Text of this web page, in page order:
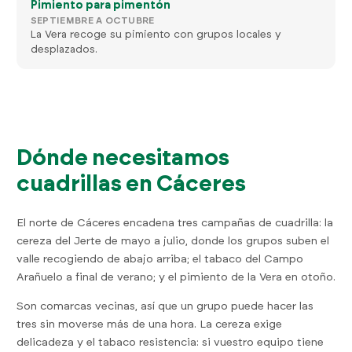
Pimiento para pimentón
SEPTIEMBRE A OCTUBRE
La Vera recoge su pimiento con grupos locales y
desplazados.
Dónde necesitamos
cuadrillas en Cáceres
El norte de Cáceres encadena tres campañas de cuadrilla: la
cereza del Jerte de mayo a julio, donde los grupos suben el
valle recogiendo de abajo arriba; el tabaco del Campo
Arañuelo a final de verano; y el pimiento de la Vera en otoño.
Son comarcas vecinas, así que un grupo puede hacer las
tres sin moverse más de una hora. La cereza exige
delicadeza y el tabaco resistencia: si vuestro equipo tiene